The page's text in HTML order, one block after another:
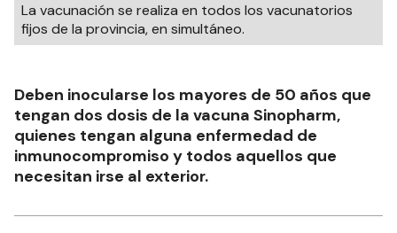
La vacunación se realiza en todos los vacunatorios
fijos de la provincia, en simultáneo.
Deben inocularse los mayores de 50 años que
tengan dos dosis de la vacuna Sinopharm,
quienes tengan alguna enfermedad de
inmunocompromiso y todos aquellos que
necesitan irse al exterior.